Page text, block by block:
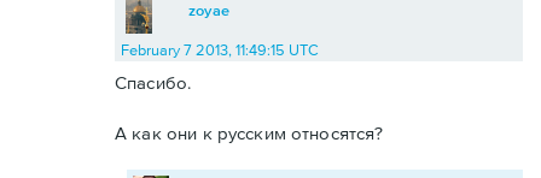
zoyae
February 7 2013, 11:49:15 UTC
Спасибо.
А как они к русским относятся?